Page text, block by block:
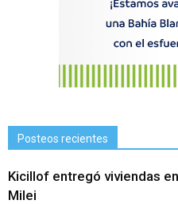
Posteos recientes
Kicillof entregó viviendas
Milei